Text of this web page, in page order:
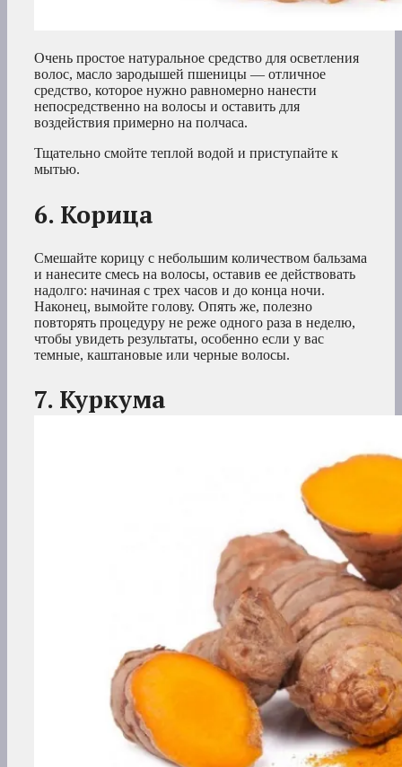
Очень простое натуральное средство для осветления
волос, масло зародышей пшеницы — отличное
средство, которое нужно равномерно нанести
непосредственно на волосы и оставить для
воздействия примерно на полчаса.
Тщательно смойте теплой водой и приступайте к
мытью.
6. Корица
Смешайте корицу с небольшим количеством бальзама
и нанесите смесь на волосы, оставив ее действовать
надолго: начиная с трех часов и до конца ночи.
Наконец, вымойте голову. Опять же, полезно
повторять процедуру не реже одного раза в неделю,
чтобы увидеть результаты, особенно если у вас
темные, каштановые или черные волосы.
7. Куркума